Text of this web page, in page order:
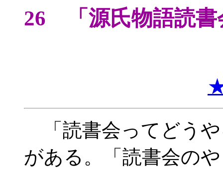
26 「源氏物語読書
「読書会ってどう
がある。「読書会の